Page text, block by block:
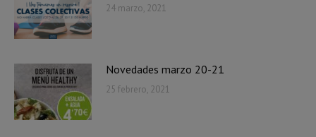
24 marzo, 2021
Novedades marzo 20-21
25 febrero, 2021